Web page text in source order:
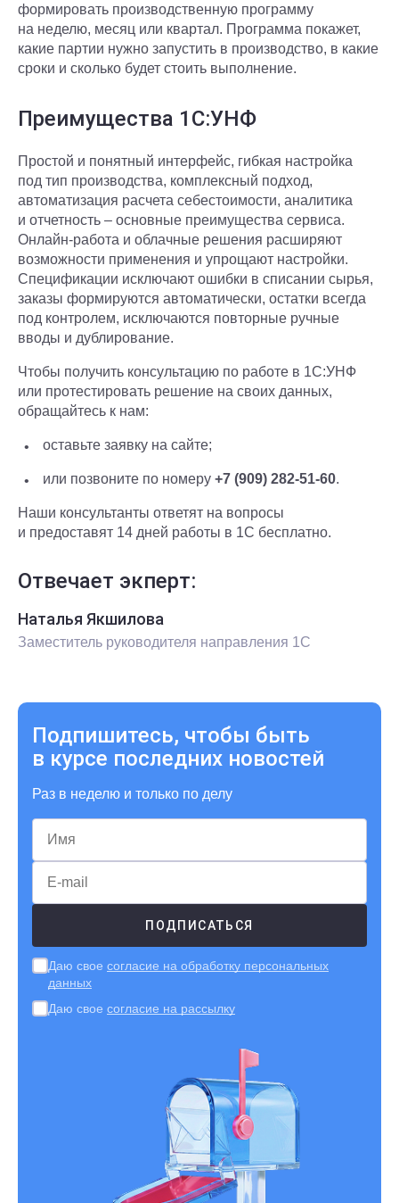
формировать производственную программу
на неделю, месяц или квартал. Программа покажет,
какие партии нужно запустить в производство, в какие
сроки и сколько будет стоить выполнение.
Преимущества 1С:УНФ
Простой и понятный интерфейс, гибкая настройка
под тип производства, комплексный подход,
автоматизация расчета себестоимости, аналитика
и отчетность – основные преимущества сервиса.
Онлайн-работа и облачные решения расширяют
возможности применения и упрощают настройки.
Спецификации исключают ошибки в списании сырья,
заказы формируются автоматически, остатки всегда
под контролем, исключаются повторные ручные
вводы и дублирование.
Чтобы получить консультацию по работе в 1С:УНФ
или протестировать решение на своих данных,
обращайтесь к нам:
оставьте заявку на сайте;
или позвоните по номеру +7 (909) 282-51-60.
Наши консультанты ответят на вопросы
и предоставят 14 дней работы в 1С бесплатно.
Отвечает экперт:
Наталья Якшилова
Заместитель руководителя направления 1С
Подпишитесь, чтобы быть
в курсе последних новостей
Раз в неделю и только по делу
Даю свое согласие на обработку персональных
данных
Даю свое согласие на рассылку